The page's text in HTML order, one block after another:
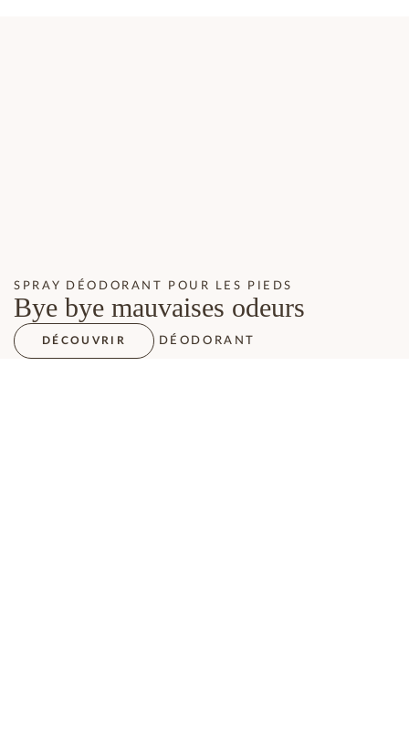
SPRAY DÉODORANT POUR LES PIEDS
Bye bye mauvaises odeurs
DÉCOUVRIR DÉODORANT